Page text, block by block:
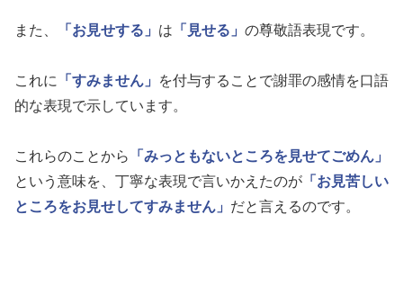
また、 「お見せする」 は 「見せる」 の尊敬語表現です。
これに 「すみません」
を付与することで謝罪の感情を口語
的な表現で示しています。
これらのことから
「みっともないところを見せてごめん」
という意味を、丁寧な表現で言いかえたのが 「お見苦しい
ところをお見せしてすみません」 だと言えるのです。